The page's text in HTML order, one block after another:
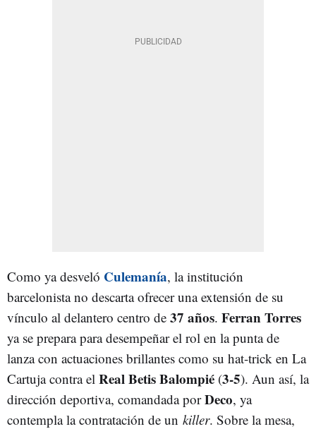
Como ya desveló Culemanía, la institución
barcelonista no descarta ofrecer una extensión de su
vínculo al delantero centro de 37 años. Ferran Torres
ya se prepara para desempeñar el rol en la punta de
lanza con actuaciones brillantes como su hat-trick en La
Cartuja contra el Real Betis Balompié (3-5). Aun así, la
dirección deportiva, comandada porDeco, ya
contempla la contratación de un killer. Sobre la mesa,